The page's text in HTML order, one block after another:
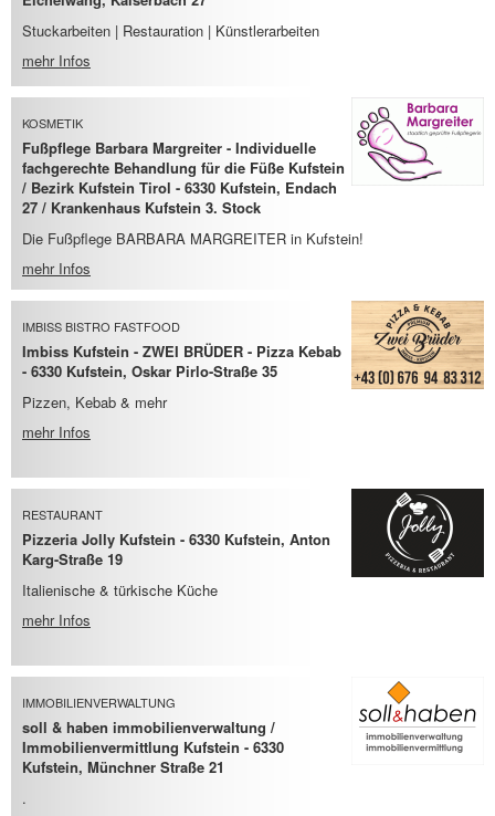
Stuckarbeiten | Restauration | Künstlerarbeiten
mehr Infos
KOSMETIK
Fußpflege Barbara Margreiter - Individuelle
fachgerechte Behandlung für die Füße Kufstein
/ Bezirk Kufstein Tirol - 6330 Kufstein, Endach
27 / Krankenhaus Kufstein 3. Stock
Die Fußpflege BARBARA MARGREITER in Kufstein!
mehr Infos
IMBISS BISTRO FASTFOOD
Imbiss Kufstein - ZWEI BRÜDER - Pizza Kebab
- 6330 Kufstein, Oskar Pirlo-Straße 35
Pizzen, Kebab & mehr
mehr Infos
RESTAURANT
Pizzeria Jolly Kufstein - 6330 Kufstein, Anton
Karg-Straße 19
Italienische & türkische Küche
mehr Infos
IMMOBILIENVERWALTUNG
soll & haben immobilienverwaltung /
Immobilienvermittlung Kufstein - 6330
Kufstein, Münchner Straße 21
.